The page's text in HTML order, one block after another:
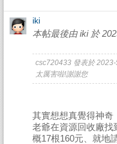
iki
本帖最後由 iki 於
csc720433 發表於
太厲害啦!謝謝您
其實想想真覺得神奇
老爺在資源回收廠找
概17根160元、就地